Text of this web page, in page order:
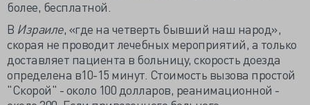
более, бесплатной.
В Израиле, «где на четверть бывший наш народ»,
скорая не проводит лечебных мероприятий, а только
доставляет пациента в больницу, скорость доезда
определена в10-15 минут. Стоимость вызова простой
"Скорой" - около 100 долларов, реанимационной -